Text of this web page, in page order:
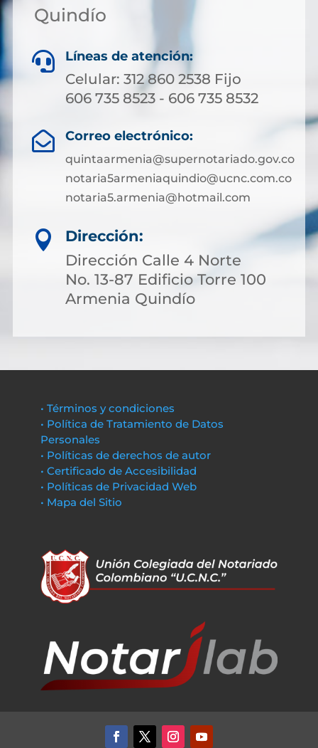
Quindío
 Líneas de atención:
Celular: 312 860 2538 Fijo
606 735 8523 - 606 735 8532
 Correo electrónico:
quintaarmenia@supernotariado.gov.co
notaria5armeniaquindio@ucnc.com.co
notaria5.armenia@hotmail.com

Dirección:
Dirección Calle 4 Norte
No. 13-87 Edificio Torre 100
Armenia Quindío
• Términos y condiciones
• Política de Tratamiento de Datos
Personales
• Políticas de derechos de autor
• Certificado de Accesibilidad
• Políticas de Privacidad Web
• Mapa del Sitio